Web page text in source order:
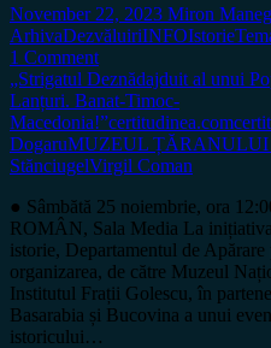
November 22, 2023 Miron
ArhivaDezvăluiriINFOIstorie
1 Comment
„Strigatul Deznădajduit al unui
Lanțuri. Banat-Timoc-
Macedonia!”certitudinea.com
DogaruMUZEUL
StănciugelVirgil Coman
● Sâmbătă 25 noiembrie, ora
ROMÂN, Sala Media La
istorie, Departamentul de
organizarea, de către Muzeul
Institutul Frații Golescu, în
Basarabia și Bucovina a unui
istoricului…